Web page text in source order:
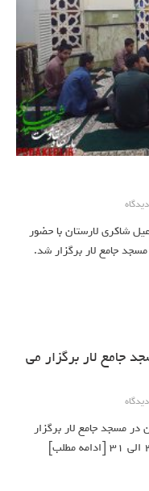
دیدگاه
شاکری لارستان با حضور
جامع لار برگزار می
دیدگاه
در مسجد جامع لار برگزار
[ادامه مطلب]